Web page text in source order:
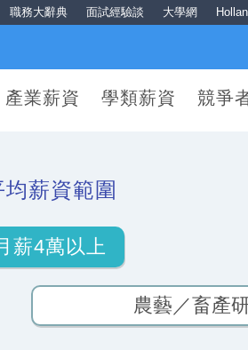
職務大辭典 面試經驗談 大學網
產業薪資 學類薪資 競爭
均薪資範圍
薪4萬以上